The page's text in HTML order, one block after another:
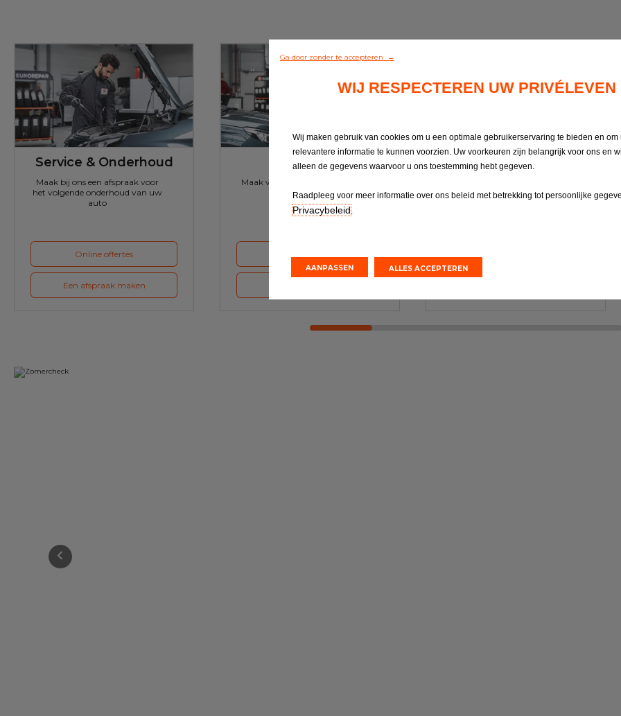
Service & Onderhoud
Maak bij ons een afspraak voor
het volgende onderhoud van uw
auto
Online offertes
Een afspraak maken
APK
Maak voor de volgende APK bij
ons een afspraak
Accu
Ga door zonder te accepteren →
WIJ RESPECTEREN UW PRIVÉLEVEN
Wij maken gebruik van cookies om u een optimale gebruikerservaring te bieden en om
relevantere informatie te kunnen voorzien. Uw voorkeuren zijn belangrijk voor ons en
alleen de gegevens waarvoor u ons toestemming hebt gegeven.
Raadpleeg voor meer informatie over ons beleid met betrekking tot persoonlijke
Privacybeleid.
AANPASSEN ALLES ACCEPTEREN